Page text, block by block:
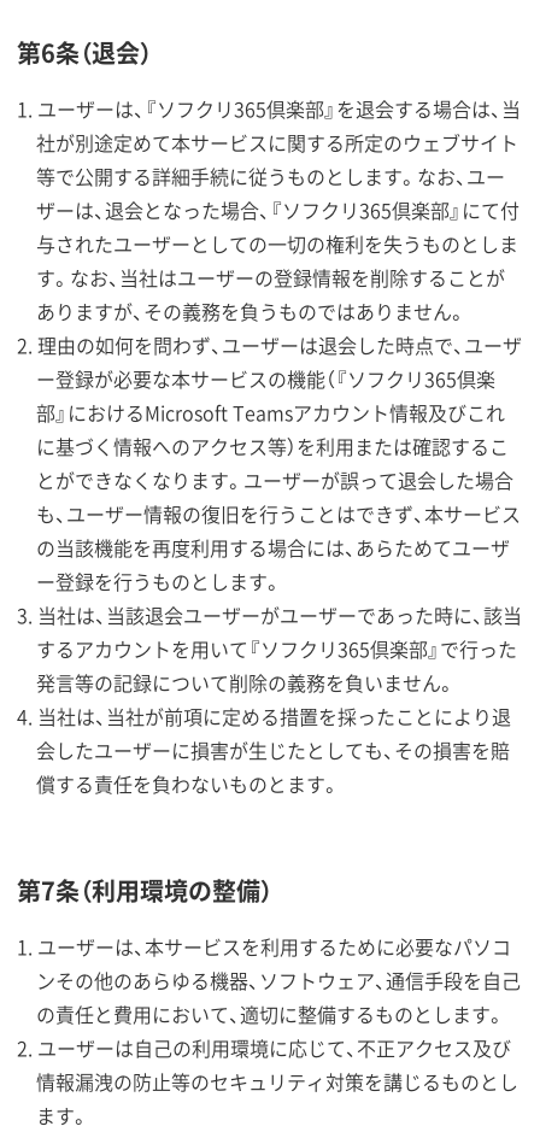
第6条（退会）
ユーザーは、『ソフクリ365倶楽部』を退会する場合は、当
社が別途定めて本サービスに関する所定のウェブサイト
等で公開する詳細手続に従うものとします。なお、ユー
ザーは、退会となった場合、『ソフクリ365倶楽部』にて付
与されたユーザーとしての一切の権利を失うものとしま
す。なお、当社はユーザーの登録情報を削除することが
ありますが、その義務を負うものではありません。
理由の如何を問わず、ユーザーは退会した時点で、ユーザ
ー登録が必要な本サービスの機能（『ソフクリ365倶楽
部』におけるMicrosoft Teamsアカウント情報及びこれ
に基づく情報へのアクセス等）を利用または確認するこ
とができなくなります。ユーザーが誤って退会した場合
も、ユーザー情報の復旧を行うことはできず、本サービス
の当該機能を再度利用する場合には、あらためてユーザ
ー登録を行うものとします。
当社は、当該退会ユーザーがユーザーであった時に、該当
するアカウントを用いて『ソフクリ365倶楽部』で行った
発言等の記録について削除の義務を負いません。
当社は、当社が前項に定める措置を採ったことにより退
会したユーザーに損害が生じたとしても、その損害を賠
償する責任を負わないものとます。
第7条（利用環境の整備）
ユーザーは、本サービスを利用するために必要なパソコ
ンその他のあらゆる機器、ソフトウェア、通信手段を自己
の責任と費用において、適切に整備するものとします。
ユーザーは自己の利用環境に応じて、不正アクセス及び
情報漏洩の防止等のセキュリティ対策を講じるものとし
ます。